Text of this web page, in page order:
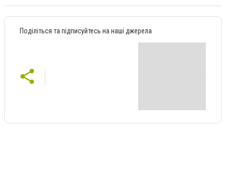
Поділіться та підписуйтесь на наші джерела